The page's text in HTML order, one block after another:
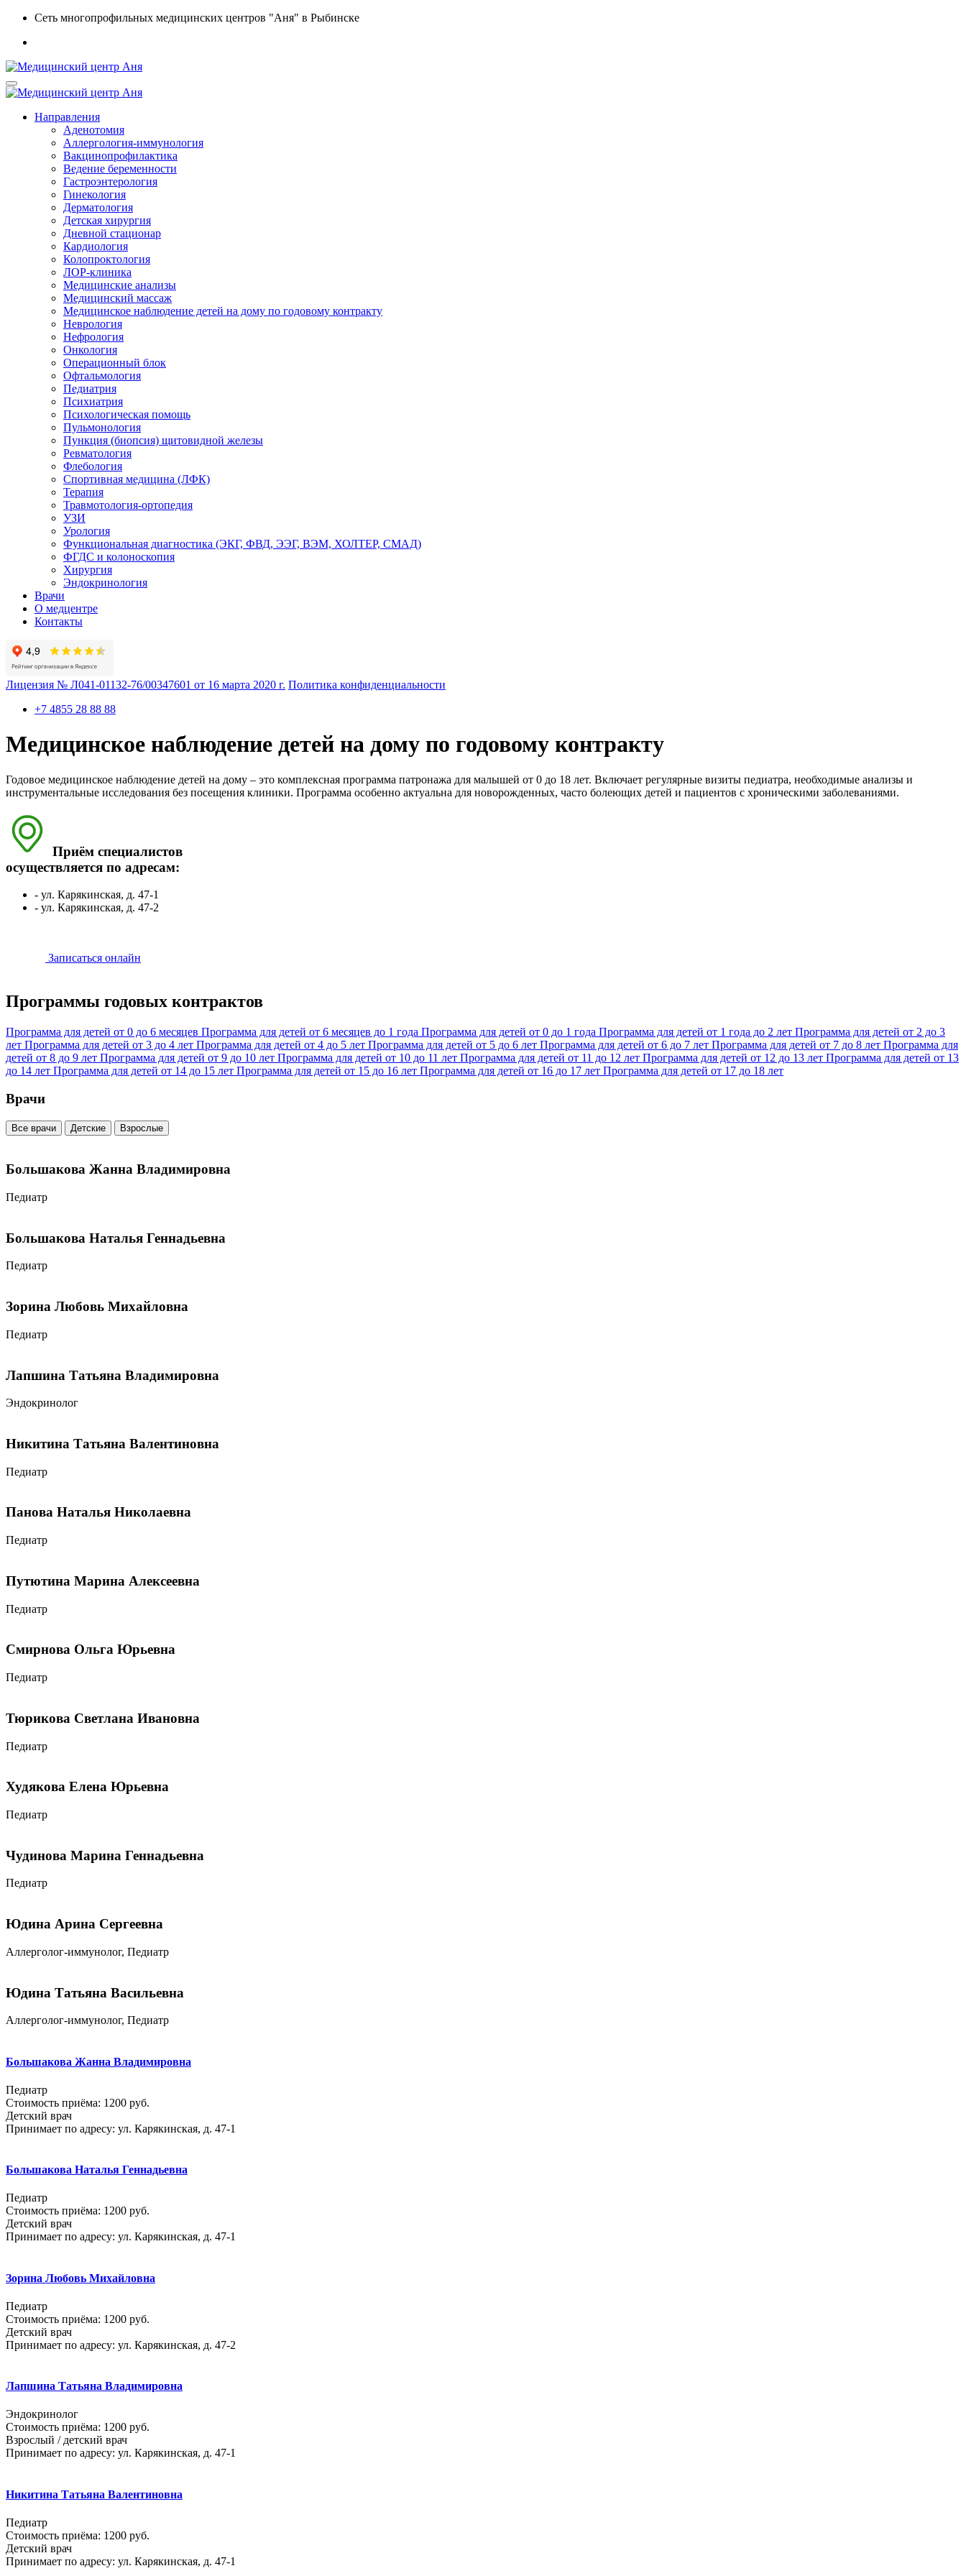
Сеть многопрофильных медицинских центров "Аня" в Рыбинске
Направления
Аденотомия
Аллергология-иммунология
Вакцинопрофилактика
Ведение беременности
Гастроэнтерология
Гинекология
Дерматология
Детская хирургия
Дневной стационар
Кардиология
Колопроктология
ЛОР-клиника
Медицинские анализы
Медицинский массаж
Медицинское наблюдение детей на дому по годовому контракту
Неврология
Нефрология
Онкология
Операционный блок
Офтальмология
Педиатрия
Психиатрия
Психологическая помощь
Пульмонология
Пункция (биопсия) щитовидной железы
Ревматология
Флебология
Спортивная медицина (ЛФК)
Терапия
Травмотология-ортопедия
УЗИ
Урология
Функциональная диагностика (ЭКГ, ФВД, ЭЭГ, ВЭМ, ХОЛТЕР, СМАД)
ФГДС и колоноскопия
Хирургия
Эндокринология
Врачи
О медцентре
Контакты
Лицензия № Л041-01132-76/00347601 от 16 марта 2020 г. Политика конфиденциальности
+7 4855 28 88 88
Медицинское наблюдение детей на дому по годовому контракту
Годовое медицинское наблюдение детей на дому – это комплексная программа патронажа для малышей от 0 до 18 лет. Включает регулярные визиты педиатра, необходимые анализы и
инструментальные исследования без посещения клиники. Программа особенно актуальна для новорожденных, часто болеющих детей и пациентов с хроническими заболеваниями.
Приём специалистов
осуществляется по адресам:
- ул. Карякинская, д. 47-1
- ул. Карякинская, д. 47-2
Записаться онлайн
Программы годовых контрактов
Программа для детей от 0 до 6 месяцев Программа для детей от 6 месяцев до 1 года Программа для детей от 0 до 1 года Программа для детей от 1 года до 2 лет Программа для детей от 2 до 3
лет Программа для детей от 3 до 4 лет Программа для детей от 4 до 5 лет Программа для детей от 5 до 6 лет Программа для детей от 6 до 7 лет Программа для детей от 7 до 8 лет Программа для
детей от 8 до 9 лет Программа для детей от 9 до 10 лет Программа для детей от 10 до 11 лет Программа для детей от 11 до 12 лет Программа для детей от 12 до 13 лет Программа для детей от 13
до 14 лет Программа для детей от 14 до 15 лет Программа для детей от 15 до 16 лет Программа для детей от 16 до 17 лет Программа для детей от 17 до 18 лет
Врачи
Все врачи Детские Взрослые
Большакова Жанна Владимировна
Педиатр
Большакова Наталья Геннадьевна
Педиатр
Зорина Любовь Михайловна
Педиатр
Лапшина Татьяна Владимировна
Эндокринолог
Никитина Татьяна Валентиновна
Педиатр
Панова Наталья Николаевна
Педиатр
Путютина Марина Алексеевна
Педиатр
Смирнова Ольга Юрьевна
Педиатр
Тюрикова Светлана Ивановна
Педиатр
Худякова Елена Юрьевна
Педиатр
Чудинова Марина Геннадьевна
Педиатр
Юдина Арина Сергеевна
Аллерголог-иммунолог, Педиатр
Юдина Татьяна Васильевна
Аллерголог-иммунолог, Педиатр
Большакова Жанна Владимировна
Педиатр
Стоимость приёма: 1200 руб.
Детский врач
Принимает по адресу: ул. Карякинская, д. 47-1
Большакова Наталья Геннадьевна
Педиатр
Стоимость приёма: 1200 руб.
Детский врач
Принимает по адресу: ул. Карякинская, д. 47-1
Зорина Любовь Михайловна
Педиатр
Стоимость приёма: 1200 руб.
Детский врач
Принимает по адресу: ул. Карякинская, д. 47-2
Лапшина Татьяна Владимировна
Эндокринолог
Стоимость приёма: 1200 руб.
Взрослый / детский врач
Принимает по адресу: ул. Карякинская, д. 47-1
Никитина Татьяна Валентиновна
Педиатр
Стоимость приёма: 1200 руб.
Детский врач
Принимает по адресу: ул. Карякинская, д. 47-1